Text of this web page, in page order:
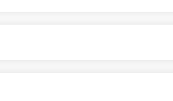
для великогабаритного товару